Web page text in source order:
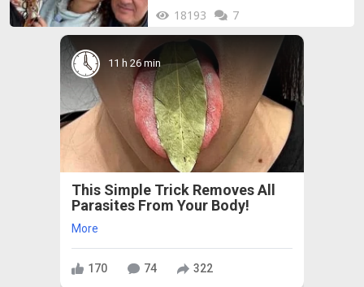
18193 7
11 h 26 min
This Simple Trick Removes All
Parasites From Your Body!
More
170 74 322